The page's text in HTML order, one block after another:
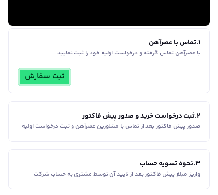
1
.تماس با عصرآهن
با عصرآهن تماس گرفته و درخواست اولیه خود را ثبت نمایید
ثبت سفارش
2
.ثبت درخواست خرید و صدور پیش فاکتور
صدور پیش فاکتور بعد از تماس با مشاورین عصر‌آهن و ثبت درخواست اولیه
3
.نحوه تسویه حساب
واریز مبلغ پیش فاکتور بعد از تایید آن توسط مشتری به حساب شرکت